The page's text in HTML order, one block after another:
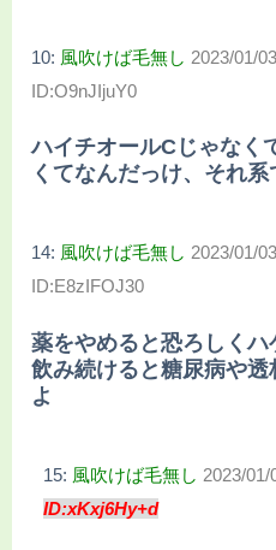
10: 風吹けば毛無し 2023/01/
ID:O9nJIjuY0
ハイチオールCじゃなく
くてなんだっけ、それ
14: 風吹けば毛無し 2023/01/
ID:E8zIFOJ30
薬をやめると恐ろしく
飲み続けると糖尿病や
よ
15: 風吹けば毛無し 2023/01/
ID:xKxj6Hy+d